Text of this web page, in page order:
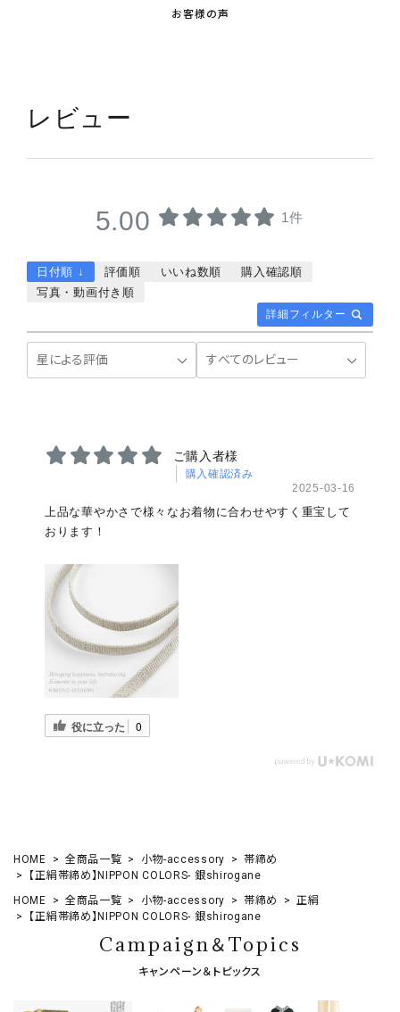
お客様の声
レビュー
5.00 1件
詳細フィルター
日付順 ↓ 評価順 いいね数順
購入確認順
写真・動画付き順
ご購入者様
購入確認済み
2025-03-16
上品な華やかさで様々なお着物に合わせやすく重宝して
おります！
役に立った 0
HOME 全商品一覧 小物-accessory
帯締め
【正絹帯締め】NIPPON COLORS- 銀shirogane
HOME
全商品一覧 小物-accessory 帯締め
正絹
【正絹帯締め】NIPPON COLORS- 銀shirogane
Campaign＆Topics
キャンペーン＆トピックス